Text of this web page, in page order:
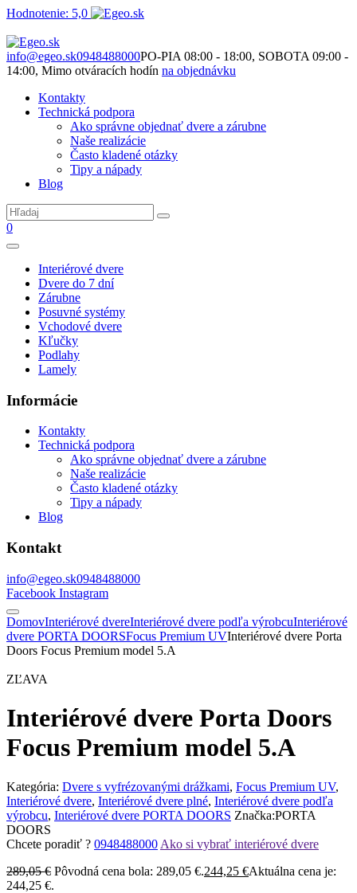
Hodnotenie: 5,0
info@egeo.sk0948488000PO-PIA 08:00 - 18:00, SOBOTA 09:00 -
14:00, Mimo otváracích hodín na objednávku
Kontakty
Technická podpora
Ako správne objednať dvere a zárubne
Naše realizácie
Často kladené otázky
Tipy a nápady
Blog
0
Interiérové dvere
Dvere do 7 dní
Zárubne
Posuvné systémy
Vchodové dvere
Kľučky
Podlahy
Lamely
Informácie
Kontakty
Technická podpora
Ako správne objednať dvere a zárubne
Naše realizácie
Často kladené otázky
Tipy a nápady
Blog
Kontakt
info@egeo.sk0948488000
Facebook Instagram
DomovInteriérové dvereInteriérové dvere podľa výrobcuInteriérové
dvere PORTA DOORSFocus Premium UVInteriérové dvere Porta
Doors Focus Premium model 5.A
ZĽAVA
Interiérové dvere Porta Doors
Focus Premium model 5.A
Kategória: Dvere s vyfrézovanými drážkami, Focus Premium UV,
Interiérové dvere, Interiérové dvere plné, Interiérové dvere podľa
výrobcu, Interiérové dvere PORTA DOORS Značka:PORTA
DOORS
Chcete poradiť ? 0948488000 Ako si vybrať interiérové dvere
289,05€ Pôvodná cena bola: 289,05 €.244,25 €Aktuálna cena je:
244,25 €.